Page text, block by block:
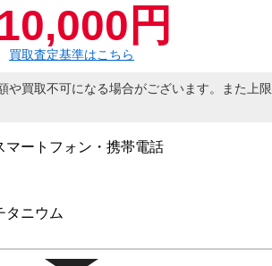
円
買取査定基準はこちら
買取不可になる場合がございます。また上
マートフォン・携帯電話
タニウム